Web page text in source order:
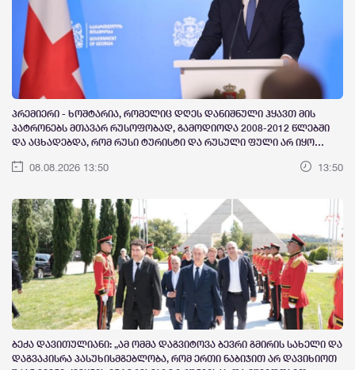
პრემიერი - ხოშტარია, რომელიც დღეს დანიშნული ჰყავთ მის
პატრონებს მთავარ რუსოფობად, გამოდიოდა 2008-2012 წლებში
და აცხადებდა, რომ რუსი ტურისტი და რუსული ფული არ იყო
გამოდიოდი და მიესალმებოდი რუს ტურისტსაც, რუსულ ფულსაც
ეს არის უცხოელი აგენტის სამარცხვინო ბედი
08.08.2026 13:50 13:50
ბექა დავითულიანი: „ამ ომმა დაგვიტოვა ბევრი გმირის სახელი და
დაგვაკისრა პასუხისმგებლობა, რომ ერთი ნაბიჯით არ დავიხიოთ